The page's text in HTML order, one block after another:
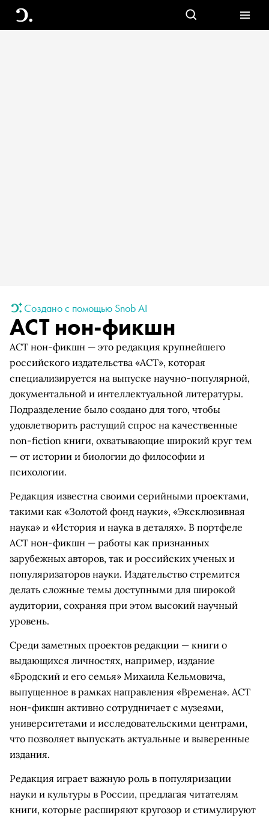
Создано с помощью Snob AI
АСТ нон-фикшн
АСТ нон-фикшн — это редакция крупнейшего
российского издательства «АСТ», которая
специализируется на выпуске научно-популярной,
документальной и интеллектуальной литературы.
Подразделение было создано для того, чтобы
удовлетворить растущий спрос на качественные
non-fiction книги, охватывающие широкий круг тем
— от истории и биологии до философии и
психологии.
Редакция известна своими серийными проектами,
такими как «Золотой фонд науки», «Эксклюзивная
наука» и «История и наука в деталях». В портфеле
АСТ нон-фикшн — работы как признанных
зарубежных авторов, так и российских ученых и
популяризаторов науки. Издательство стремится
делать сложные темы доступными для широкой
аудитории, сохраняя при этом высокий научный
уровень.
Среди заметных проектов редакции — книги о
выдающихся личностях, например, издание
«Бродский и его семья» Михаила Кельмовича,
выпущенное в рамках направления «Времена». АСТ
нон-фикшн активно сотрудничает с музеями,
университетами и исследовательскими центрами,
что позволяет выпускать актуальные и выверенные
издания.
Редакция играет важную роль в популяризации
науки и культуры в России, предлагая читателям
книги, которые расширяют кругозор и стимулируют